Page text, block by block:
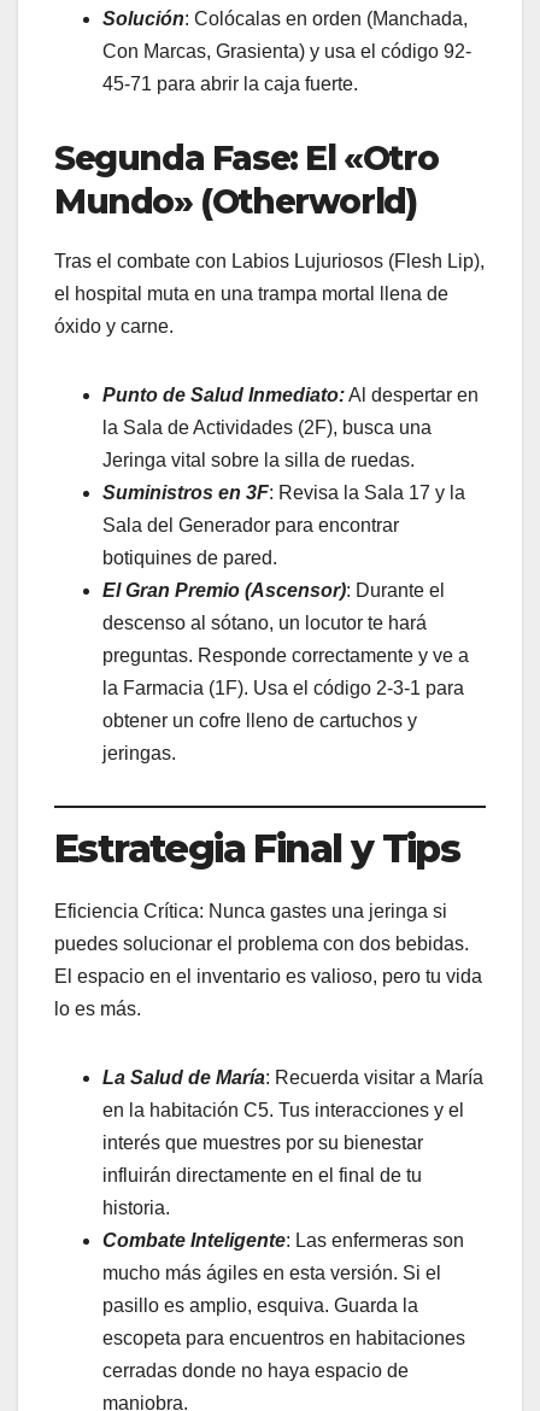
Solución: Colócalas en orden (Manchada,
Con Marcas, Grasienta) y usa el código 92-
45-71 para abrir la caja fuerte.
Segunda Fase: El «Otro
Mundo» (Otherworld)
Tras el combate con Labios Lujuriosos (Flesh Lip),
el hospital muta en una trampa mortal llena de
óxido y carne.
Punto de Salud Inmediato:Al despertar en
la Sala de Actividades (2F), busca una
Jeringa vital sobre la silla de ruedas.
Suministros en 3F: Revisa la Sala 17 y la
Sala del Generador para encontrar
botiquines de pared.
El Gran Premio (Ascensor): Durante el
descenso al sótano, un locutor te hará
preguntas. Responde correctamente y ve a
la Farmacia (1F). Usa el código 2-3-1 para
obtener un cofre lleno de cartuchos y
jeringas.
Estrategia Final y Tips
Eficiencia Crítica: Nunca gastes una jeringa si
puedes solucionar el problema con dos bebidas.
El espacio en el inventario es valioso, pero tu vida
lo es más.
La Salud de María: Recuerda visitar a María
en la habitación C5. Tus interacciones y el
interés que muestres por su bienestar
influirán directamente en el final de tu
historia.
Combate Inteligente: Las enfermeras son
mucho más ágiles en esta versión. Si el
pasillo es amplio, esquiva. Guarda la
escopeta para encuentros en habitaciones
cerradas donde no haya espacio de
maniobra.